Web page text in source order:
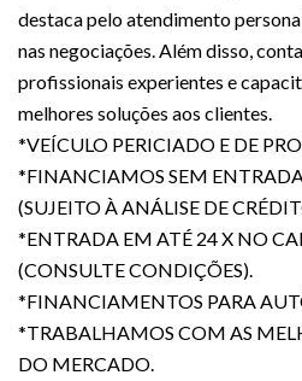
destaca pelo atendimento
nas negociações. Além disso,
profissionais experientes e
melhores soluções aos clientes.
*VEÍCULO PERICIADO E DE
*FINANCIAMOS SEM
(SUJEITO À ANÁLISE DE
*ENTRADA EM ATÉ 24 X NO
(CONSULTE CONDIÇÕES).
*FINANCIAMENTOS PARA
*TRABALHAMOS COM AS
DO MERCADO.